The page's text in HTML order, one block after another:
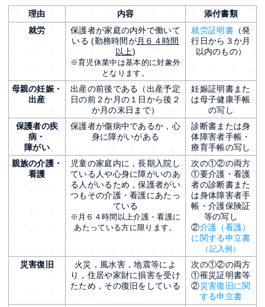
理由 内容
添付書類
就労
保護者が家庭の内外で働いて
いる (勤務時間が月６４時間
以上)
※育児休業中は基本的に対象外
となります。
就労証明書（発
行日から３か月
以内のもの）
母親の妊娠・
出産
出産の前後である（出産予定
日の前２か月の１日から後２
か月の末日まで）
妊娠証明書また
は母子健康手帳
の写し
保護者の疾
病・
障がい
保護者が傷病中であるか，心
身に障がいがある
診断書または身
体障害者手帳・
療育手帳の写し
親族の介護・
看護
児童の家庭内に，長期入院し
ている人や心身に障がいのあ
る人がいるため，保護者がい
つもその介護・看護にあたっ
ている
※月６４時間以上介護・看護に
あたっている方に限ります。
次の①②の両方
①要介護・看護
者の診断書また
は身体障害者手
帳・介護保険証
等の写し
②介護（看護）
に関する申立書
（記入例）
災害復旧
火災，風水害，地震等によ
り，住居や家財に損害を受け
たため，その復旧をしている
次の①②の両方
①罹災証明書等
②災害復旧に関
する申立書